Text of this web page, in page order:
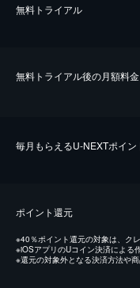
無料トライアル
無料トライアル後の⽉額料金
毎⽉もらえるU-NEXTポイン
ポイント還元
※40％ポイント還元の対象は、ク
※iOSアプリのUコイン決済による
※還元の対象外となる決済方法や